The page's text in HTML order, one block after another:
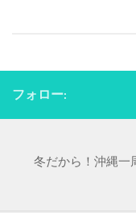
フォロー:
冬だから！沖縄一